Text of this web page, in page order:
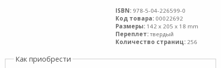
ISBN: 978-5-04-226599-0
Код товара: 00022692
Размеры: 142 x 205 x 18 mm
Переплет: твердый
Количество страниц: 256
Как приобрести